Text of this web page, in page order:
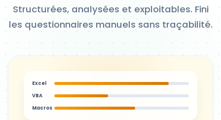
Structurées, analysées et exploitables. Fini
les questionnaires manuels sans traçabilité.
Excel
VBA
Macros